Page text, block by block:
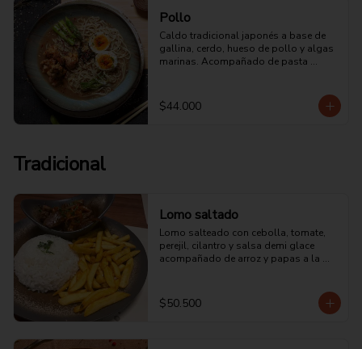
Pollo
Caldo tradicional japonés a base de
gallina, cerdo, hueso de pollo y algas
marinas. Acompañado de pasta
$44.000
Tradicional
Lomo saltado
Lomo salteado con cebolla, tomate,
perejil, cilantro y salsa demi glace
acompañado de arroz y papas a la
$50.500